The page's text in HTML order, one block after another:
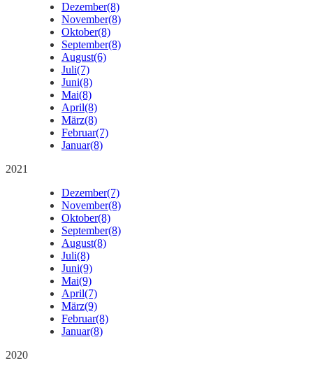
Dezember(8)
November(8)
Oktober(8)
September(8)
August(6)
Juli(7)
Juni(8)
Mai(8)
April(8)
März(8)
Februar(7)
Januar(8)
2021
Dezember(7)
November(8)
Oktober(8)
September(8)
August(8)
Juli(8)
Juni(9)
Mai(9)
April(7)
März(9)
Februar(8)
Januar(8)
2020